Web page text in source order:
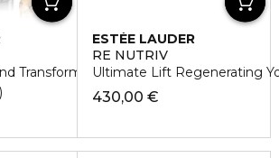
Transformative Eye Creme
ESTÉE LAUDER
RE NUTRIV
Ultimate Lift Regenerating
430,00 €